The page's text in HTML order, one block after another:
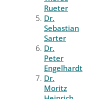
Rueter
Dr.
Sebastian
Sarter
Dr.
Peter
Engelhardt
Dr.
Moritz